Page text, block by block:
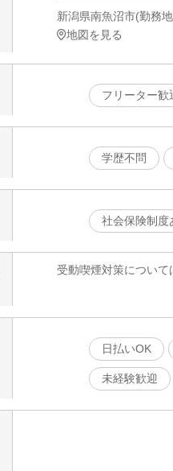
新潟県南魚沼市(勤務
地図を見る
フリーター歓
学歴不問
社会保険制度
受動喫煙対策につい
日払いOK
未経験歓迎